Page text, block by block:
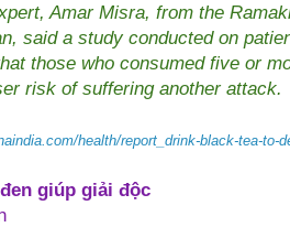
Amar Misra, from the
said a study conducted on
those who consumed five or
risk of suffering another attack.
health/report_drink-black-tea-to-
giúp giải độc